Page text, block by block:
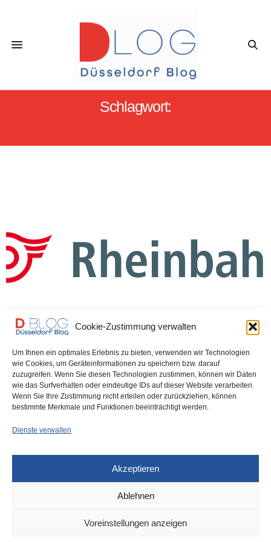
Cookie-Zustimmung verwalten
Um Ihnen ein optimales Erlebnis zu bieten, verwenden wir Technologien
wie Cookies, um Geräteinformationen zu speichern bzw. darauf
zuzugreifen. Wenn Sie diesen Technologien zustimmen, können wir Daten
wie das Surfverhalten oder eindeutige IDs auf dieser Website verarbeiten.
Wenn Sie Ihre Zustimmung nicht erteilen oder zurückziehen, können
bestimmte Merkmale und Funktionen beeinträchtigt werden.
Dienste verwalten
Akzeptieren
Ablehnen
Voreinstellungen anzeigen
Schlagwort:
UNCATEGORIZED 15. DEZEMBER 2025
Das ist der Rheinbahn-Fahrplan in
den Weihnachsferien
Ab dem 20. Dezember bis zum 6. Januar 2026 gilt der Rheinbahn-